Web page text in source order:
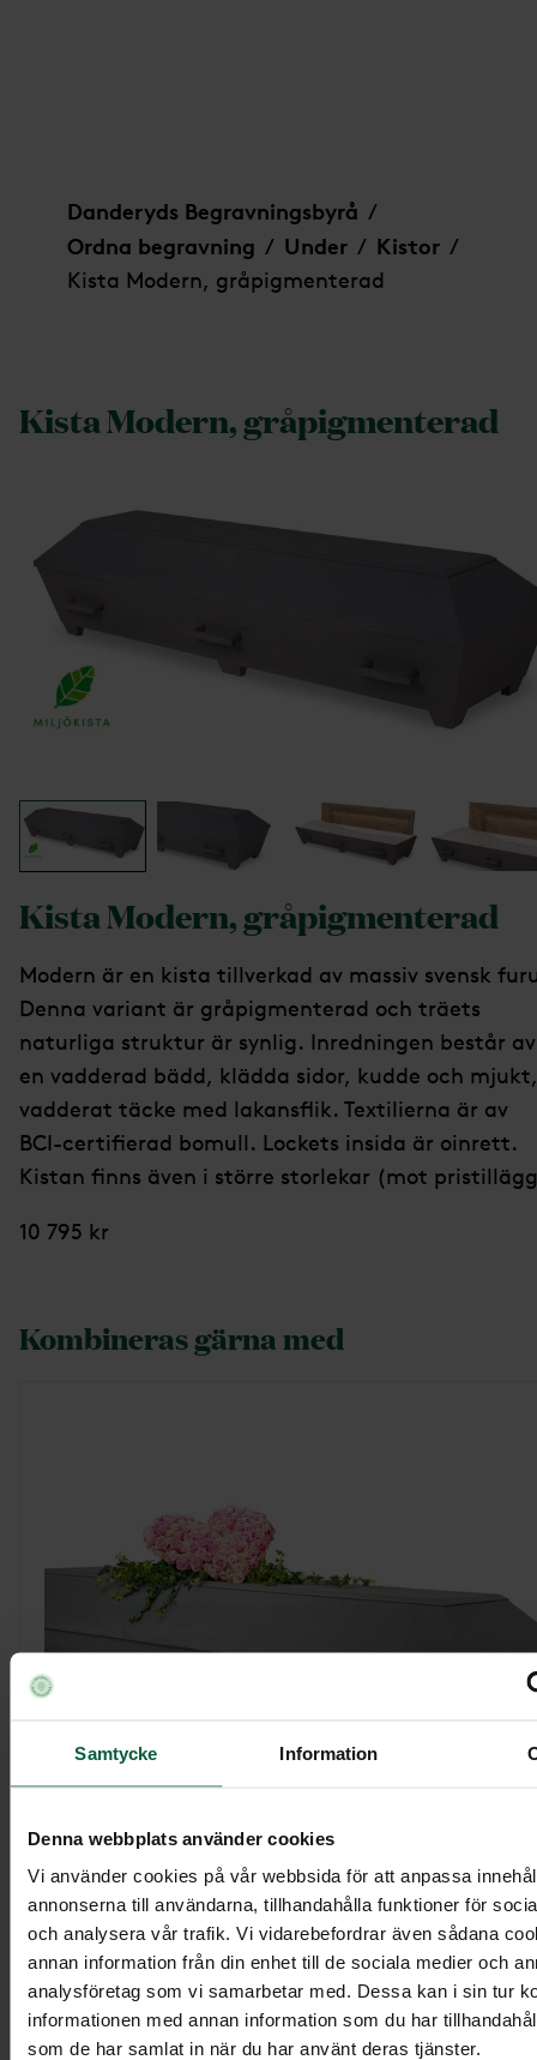
Samtycke Information
Denna webbplats använder cookies
Vi använder cookies på vår webbsida för att anpassa
annonserna till användarna, tillhandahålla funktioner för
och analysera vår trafik. Vi vidarebefordrar även sådana
annan information från din enhet till de sociala medier och
analysföretag som vi samarbetar med. Dessa kan i sin tur
informationen med annan information som du har
som de har samlat in när du har använt deras tjänster.
Danderyds Begravningsbyrå /
Ordna begravning / Under / Kistor /
Kista Modern, gråpigmenterad
Kista Modern, gråpigmenterad
Kista Modern, gråpigmenterad
Modern är en kista tillverkad av massiv svensk
Denna variant är gråpigmenterad och träets
naturliga struktur är synlig. Inredningen består av
en vadderad bädd, klädda sidor, kudde och mjukt,
vadderat täcke med lakansflik. Textilierna är av
BCI-certifierad bomull. Lockets insida är oinrett.
Kistan finns även i större storlekar (mot
10 795 kr
Kombineras gärna med
Kistdekoration - Spirande rosenknoppar
3 995 kr
Visa mer